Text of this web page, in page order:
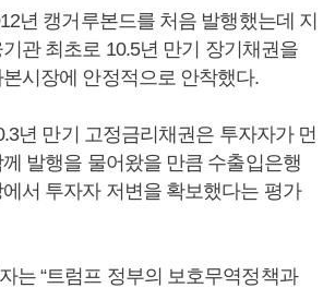
년 캥거루본드를 처음 발행했는데 지
관 최초로 10.5년 만기 장기채권을
시장에 안정적으로 안착했다.
년 만기 고정금리채권은 투자자가 먼
발행을 물어왔을 만큼 수출입은행
서 투자자 저변을 확보했다는 평가
는 “트럼프 정부의 보호무역정책과